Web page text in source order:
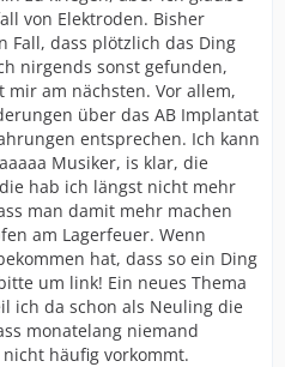
von Elektroden. Bisher
Fall, dass plötzlich das Ding
nirgends sonst gefunden,
am nächsten. Vor allem,
über das AB Implantat
entsprechen. Ich kann
Musiker, is klar, die
hab ich längst nicht mehr
man damit mehr machen
am Lagerfeuer. Wenn
hat, dass so ein Ding
um link! Ein neues Thema
ich da schon als Neuling die
monatelang niemand
häufig vorkommt.